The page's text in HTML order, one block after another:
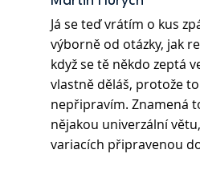
Já se teď vrátím o kus
výborně od otázky, jak
když se tě někdo zeptá
vlastně děláš, protože
nepřipravím. Znamená
nějakou univerzální
variacích připravenou